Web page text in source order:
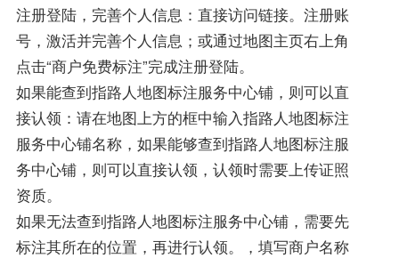
注册登陆，完善个人信息：直接访问链接。注册账
号，激活并完善个人信息；或通过地图主页右上角
点击“商户免费标注”完成注册登陆。
如果能查到指路人地图标注服务中心铺，则可以直
接认领：请在地图上方的框中输入指路人地图标注
服务中心铺名称，如果能够查到指路人地图标注服
务中心铺，则可以直接认领，认领时需要上传证照
资质。
如果无法查到指路人地图标注服务中心铺，需要先
标注其所在的位置，再进行认领。，填写商户名称